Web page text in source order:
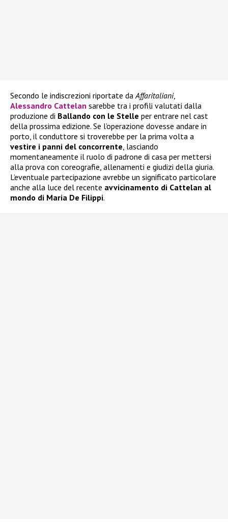
Secondo le indiscrezioni riportate daAffaritaliani,
Alessandro Cattelan sarebbe tra i profili valutati dalla
produzione di Ballando con le Stelle per entrare nel cast
della prossima edizione. Se l’operazione dovesse andare in
porto, il conduttore si troverebbe per la prima volta a
vestire i panni del concorrente, lasciando
momentaneamente il ruolo di padrone di casa per mettersi
alla prova con coreografie, allenamenti e giudizi della giuria.
L’eventuale partecipazione avrebbe un significato particolare
anche alla luce del recente avvicinamento di Cattelan al
mondo di Maria De Filippi.